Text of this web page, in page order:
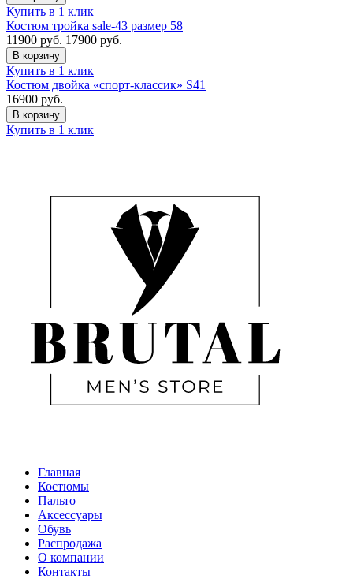
Купить в 1 клик
Костюм тройка sale-43 размер 58
11900 руб. 17900 руб.
В корзину
Купить в 1 клик
Костюм двойка «спорт-классик» S41
16900 руб.
В корзину
Купить в 1 клик
Главная
Костюмы
Пальто
Аксессуары
Обувь
Распродажа
О компании
Контакты